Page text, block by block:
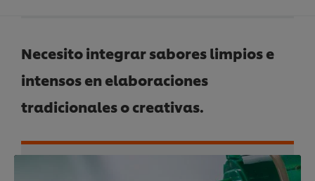
Necesito integrar sabores limpios e
intensos en elaboraciones
tradicionales o creativas.